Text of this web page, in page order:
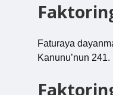
Faturaya
Kanunu’nun 241.